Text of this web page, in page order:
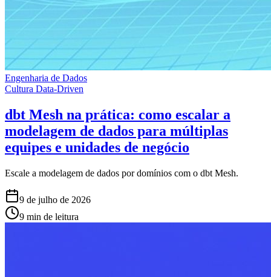
Engenharia de Dados
Cultura Data-Driven
dbt Mesh na prática: como escalar a
modelagem de dados para múltiplas
equipes e unidades de negócio
Escale a modelagem de dados por domínios com o dbt Mesh.
9 de julho de 2026
9 min de leitura